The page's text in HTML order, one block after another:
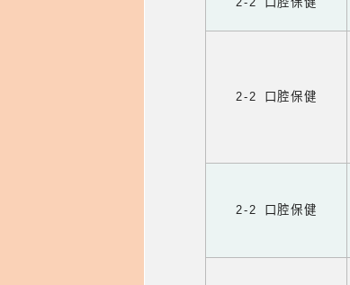
2-2 口腔保健
2-2 口腔保健